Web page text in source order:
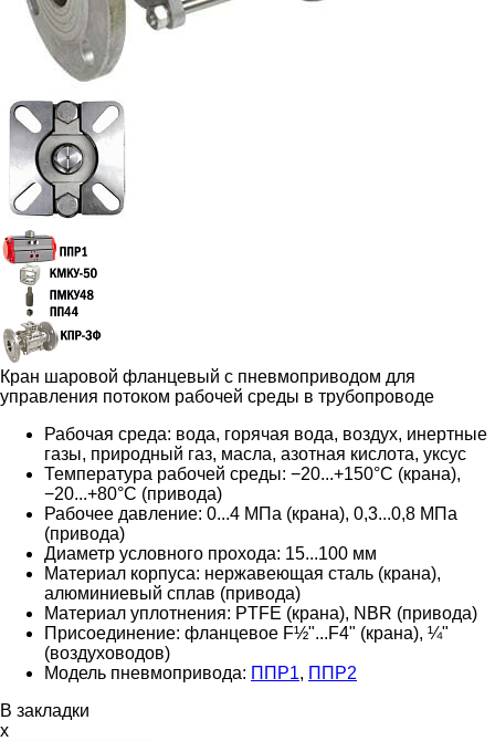
Кран шаровой фланцевый с пневмоприводом для
управления потоком рабочей среды в трубопроводе
Рабочая среда: вода, горячая вода, воздух, инертные
газы, природный газ, масла, азотная кислота, уксус
Температура рабочей среды: −20...+150°С (крана),
−20...+80°С (привода)
Рабочее давление: 0...4 МПа (крана), 0,3...0,8 МПа
(привода)
Диаметр условного прохода: 15...100 мм
Материал корпуса: нержавеющая сталь (крана),
алюминиевый сплав (привода)
Материал уплотнения: PTFE (крана), NBR (привода)
Присоединение: фланцевое F½"...F4" (крана), ¼"
(воздуховодов)
Модель пневмопривода: ППР1, ППР2
В закладки
x